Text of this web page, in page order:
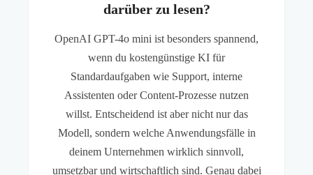
darüber zu lesen?
OpenAI GPT-4o mini ist besonders spannend,
wenn du kostengünstige KI für
Standardaufgaben wie Support, interne
Assistenten oder Content-Prozesse nutzen
willst. Entscheidend ist aber nicht nur das
Modell, sondern welche Anwendungsfälle in
deinem Unternehmen wirklich sinnvoll,
umsetzbar und wirtschaftlich sind. Genau dabei